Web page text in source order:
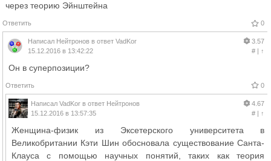
через теорию Эйнштейна
Ответить 0
Написал Нейтронов в ответ VadKor
15.12.2016 в 13:42:22
3.57
#| ↑
Он в суперпозиции?
Ответить 0
Написал VadKor в ответ Нейтронов
15.12.2016 в 13:57:35
4.67
#| ↑
Женщина-физик из Эксетерского университета в
Великобритании Кэти Шин обосновала существование Санта-
Клауса с помощью научных понятий, таких как теория